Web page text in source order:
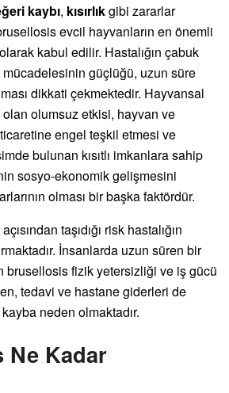
kaybı, kısırlıkgibi zararlar
evcil hayvanların en önemli
kabul edilir. Hastalığın çabuk
mücadelesinin güçlüğü, uzun süre
dikkati çekmektedir. Hayvansal
olumsuz etkisi, hayvan ve
engel teşkil etmesi ve
bulunan kısıtlı imkanlara sahip
sosyo-ekonomik gelişmesini
olması bir başka faktördür.
açısından taşıdığı risk hastalığın
İnsanlarda uzun süren bir
brusellosis fizik yetersizliği ve iş gücü
tedavi ve hastane giderleri de
neden olmaktadır.
Kadar